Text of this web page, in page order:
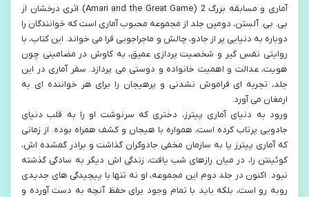
آماری و مسابقه بزرگ 2 (Amari and the Great Game) اثری درخشان از
بی. بی. آلستن، دومین جلد از مجموعه محبوب آماری است که خوانندگان را
دوباره به دنیایی پر از جادو، چالش و ماجراجویی فرا می خواند. این کتاب، با
روایتی نفس گیر و شخصیت پردازی عمیق، به کاوش در مضامینی چون
هویت، عدالت و اهمیت خانواده و دوستی می پردازد. سفر آماری در این
جلد، تجربه ای فراموش نشدنی و پرهیجان را برای هر خواننده ای به
ارمغان می آورد.
ورود به دنیای آماری پیترز، دختری که سرنوشت او را به قلب دنیای
جادویی پرتاب کرده است، همواره با هیجان و کشف همراه بوده. از زمانی
که آماری پیترز پا به سازمان مخفی جادوگران گذاشت و برادر گمشده اش،
کوئینتن را، در میان رازهای شب یافت، زندگی اش دیگر به سادگی گذشته
نبود. اکنون در جلد دوم این مجموعه، او نه تنها با پیچیدگی های جدیدی
روبه رو است، بلکه باید با تمام وجود برای حفظ آنچه به دست آورده و